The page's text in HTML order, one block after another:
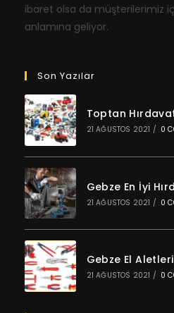
ibaret olsa da müşterilerimiz
anlamına geliyor.
Son Yazılar
Toptan
21 AĞUSTOS 2021 / 0
Gebze En İyi
21 AĞUSTOS 2021 / 0
Gebze El Aletleri
21 AĞUSTOS 2021 / 0